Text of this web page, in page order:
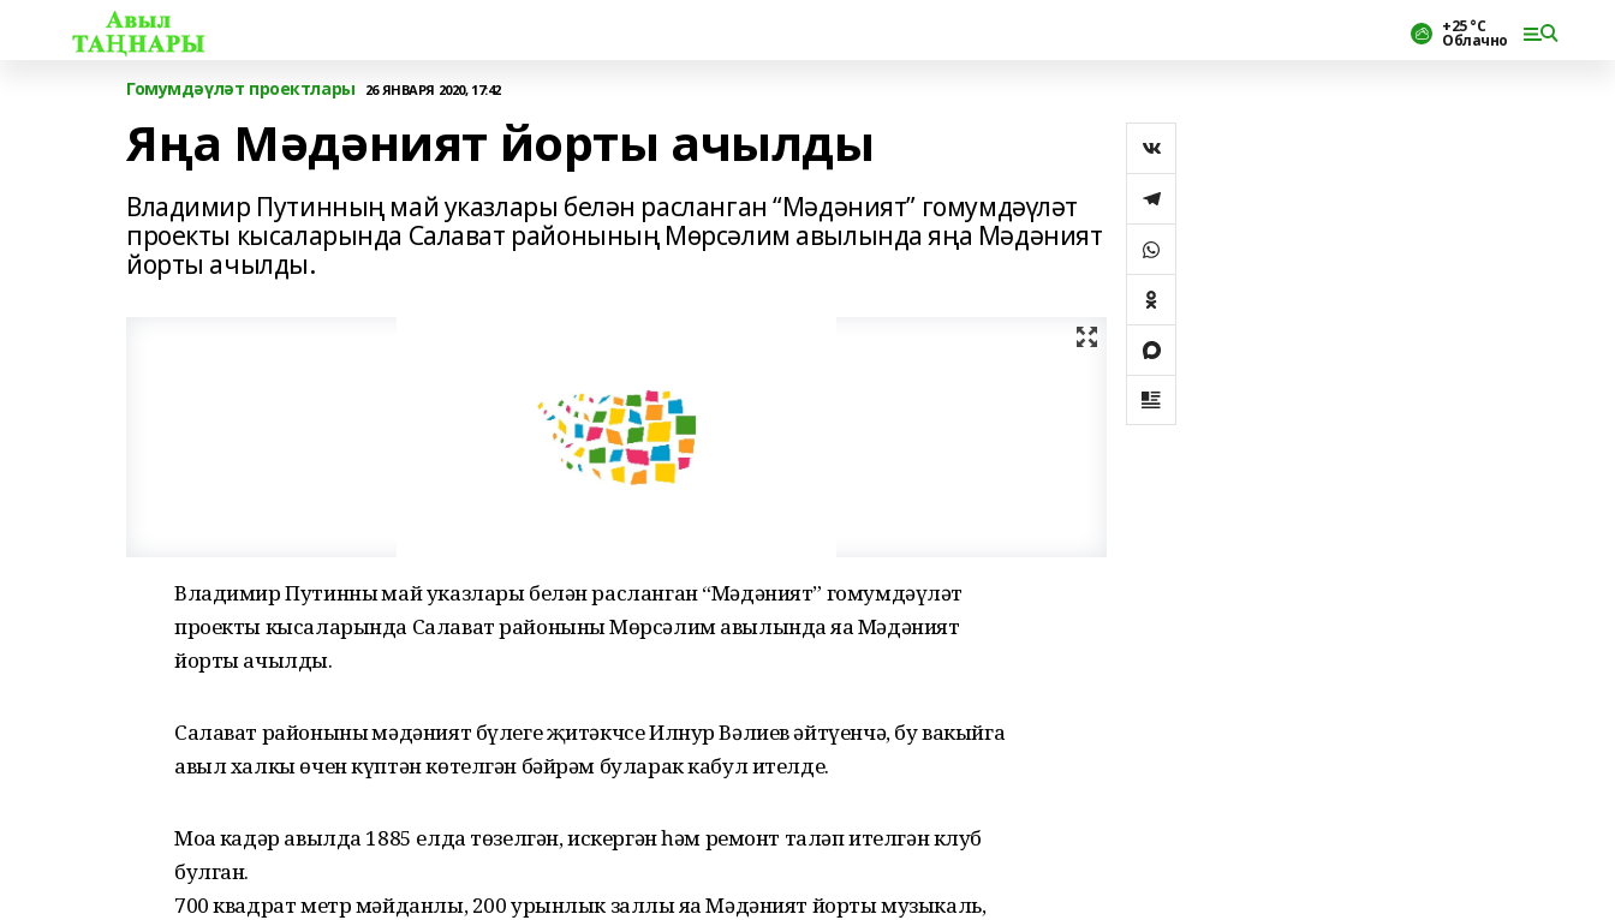
+25 °С
Облачно
Гомумдәүләт проектлары 26 ЯНВАРЯ 2020, 17:42
Яңа Мәдәният йорты ачылды
Владимир Путинның май указлары белән расланган “Мәдәният” гомумдәүләт
проекты кысаларында Салават районының Мөрсәлим авылында яңа Мәдәният
йорты ачылды.
Владимир Путинның май указлары белән расланган “Мәдәният” гомумдәүләт
проекты кысаларында Салават районының Мөрсәлим авылында яңа Мәдәният
йорты ачылды.
Салават районының мәдәният бүлеге җитәкчсе Илнур Вәлиев әйтүенчә, бу вакыйга
авыл халкы өчен күптән көтелгән бәйрәм буларак кабул ителде.
Моңа кадәр авылда 1885 елда төзелгән, искергән һәм ремонт таләп ителгән клуб
булган.
700 квадрат метр мәйданлы, 200 урынлык заллы яңа Мәдәният йорты музыкаль,